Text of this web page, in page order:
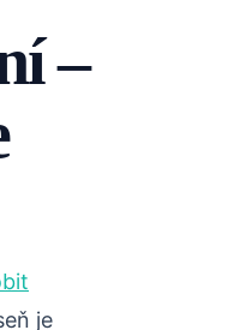
–
je